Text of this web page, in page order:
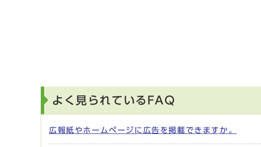
よく見られているFAQ
広報紙やホームページに広告を掲載できますか。